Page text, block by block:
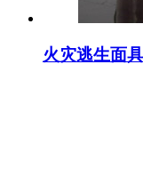
火灾逃生面具